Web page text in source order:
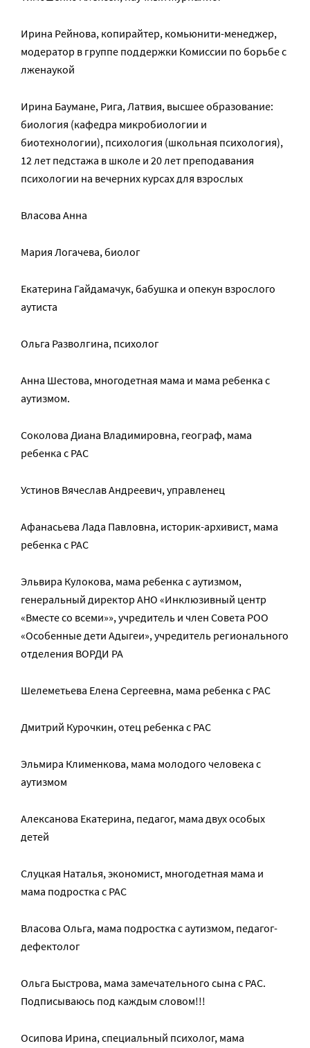
Ирина Рейнова, копирайтер, комьюнити-менеджер,
модератор в группе поддержки Комиссии по борьбе с
лженаукой
Ирина Баумане, Рига, Латвия, высшее образование:
биология (кафедра микробиологии и
биотехнологии), психология (школьная психология),
12 лет педстажа в школе и 20 лет преподавания
психологии на вечерних курсах для взрослых
Власова Анна
Мария Логачева, биолог
Екатерина Гайдамачук, бабушка и опекун взрослого
аутиста
Ольга Разволгина, психолог
Анна Шестова, многодетная мама и мама ребенка с
аутизмом.
Соколова Диана Владимировна, географ, мама
ребенка с РАС
Устинов Вячеслав Андреевич, управленец
Афанасьева Лада Павловна, историк-архивист, мама
ребенка с РАС
Эльвира Кулокова, мама ребенка с аутизмом,
генеральный директор АНО «Инклюзивный центр
«Вместе со всеми»», учредитель и член Совета РОО
«Особенные дети Адыгеи», учредитель регионального
отделения ВОРДИ РА
Шелеметьева Елена Сергеевна, мама ребенка с РАС
Дмитрий Курочкин, отец ребенка с РАС
Эльмира Клименкова, мама молодого человека с
аутизмом
Алексанова Екатерина, педагог, мама двух особых
детей
Слуцкая Наталья, экономист, многодетная мама и
мама подростка с РАС
Власова Ольга, мама подростка с аутизмом, педагог-
дефектолог
Ольга Быстрова, мама замечательного сына с РАС.
Подписываюсь под каждым словом!!!
Осипова Ирина, специальный психолог, мама